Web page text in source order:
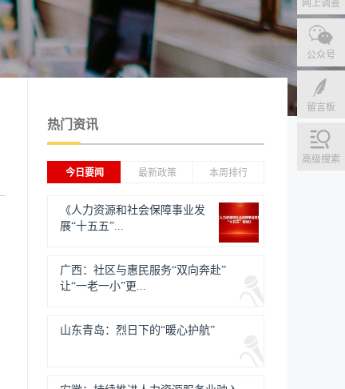
网上调查
公众号
留言板
高级搜索
热门资讯
今日要闻 最新政策 本周排行
《人力资源和社会保障事业发
展“十五五”...
广西：社区与惠民服务“双向奔赴”
让“一老一小”更...
山东青岛：烈日下的“暖心护航”